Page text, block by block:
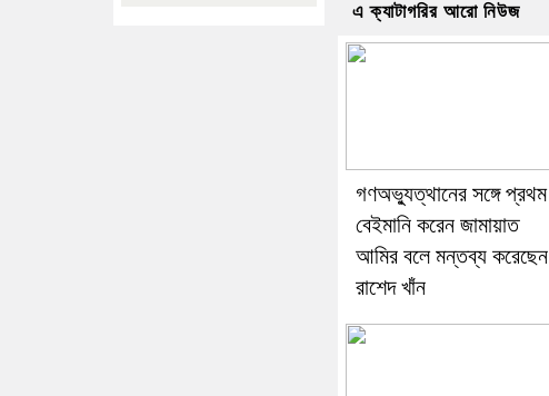
এ ক্যাটাগরির আরো নিউজ
গণঅভ্যুত্থানের সঙ্গে প্রথম
বেইমানি করেন জামায়াত
আমির বলে মন্তব্য করেছেন
রাশেদ খাঁন